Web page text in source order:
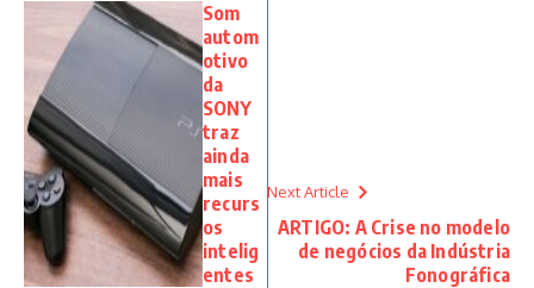
Som
autom
otivo
da
SONY
traz
ainda
mais
recurs
os
intelig
entes
Next Article
ARTIGO: A Crise no modelo
de negócios da Indústria
Fonográfica